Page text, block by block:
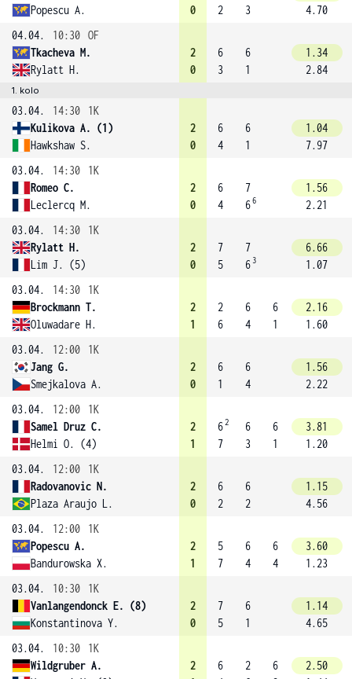
Popescu A.
0
2
3
4.70
04.04.
10:30 OF
Tkacheva M.
Rylatt H.
2
0
6
3
6
1
1.34
2.84
1. kolo
03.04. 14:30
1K
Kulikova A. (1)
Hawkshaw S.
2
0
6
4
6
1
1.04
7.97
03.04.
14:30
1K
Romeo C.
Leclercq M.
2
0
6
4
7
66
1.56
2.21
03.04.
14:30
1K
Rylatt H.
Lim J. (5)
2
0
7
5
7
6 3
6.66
1.07
03.04.
14:30
1K
Brockmann T.
Oluwadare H.
2
1
2
6
6
4
6
1
2.16
1.60
03.04.
12:00
1K
Jang G.
Smejkalova A.
2
0
6
1
6
4
1.56
2.22
03.04.
12:00
1K
Samel Druz C.
Helmi O. (4)
2
1
62
7
6
3
6
1
3.81
1.20
03.04.
12:00
1K
Radovanovic N.
Plaza Araujo L.
2
0
6
2
6
2
1.15
4.56
03.04.
12:00
1K
Popescu A.
Bandurowska X.
2
1
5
7
6
4
6
4
3.60
1.23
03.04.
10:30
1K
Vanlangendonck E. (8)
Konstantinova Y.
2
0
7
5
6
1
1.14
4.65
03.04.
10:30
1K
Wildgruber A.
2
6
2
6
2.50